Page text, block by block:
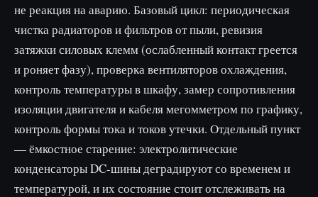
не реакция на аварию. Базовый цикл: периодическая
чистка радиаторов и фильтров от пыли, ревизия
затяжки силовых клемм (ослабленный контакт греется
и роняет фазу), проверка вентиляторов охлаждения,
контроль температуры в шкафу, замер сопротивления
изоляции двигателя и кабеля мегомметром по графику,
контроль формы тока и токов утечки. Отдельный пункт
— ёмкостное старение: электролитические
конденсаторы DC-шины деградируют со временем и
температурой, и их состояние стоит отслеживать на